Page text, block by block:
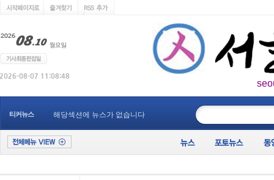
티커뉴스 해당섹션에 뉴스가 없습니다